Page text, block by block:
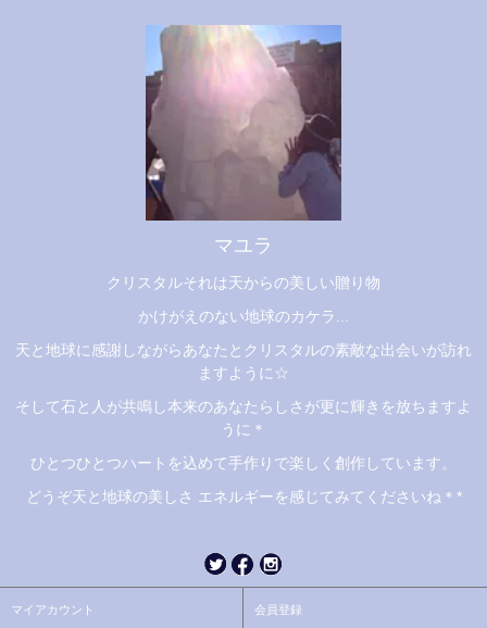
マユラ
クリスタルそれは天からの美しい贈り物
かけがえのない地球のカケラ...
天と地球に感謝しながらあなたとクリスタルの素敵な出会いが訪れ
ますように☆
そして石と人が共鳴し本来のあなたらしさが更に輝きを放ちますよ
うに＊
ひとつひとつハートを込めて手作りで楽しく創作しています。
どうぞ天と地球の美しさ エネルギーを感じてみてくださいね＊*
マイアカウント 会員登録